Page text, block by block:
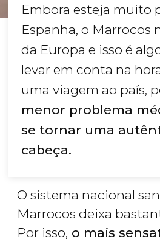
Embora esteja muito
Espanha, o Marrocos
da Europa e isso é
levar em conta na
uma viagem ao país,
menor problema
se tornar uma
cabeça.
O sistema nacional
Marrocos deixa
Por isso, o mais